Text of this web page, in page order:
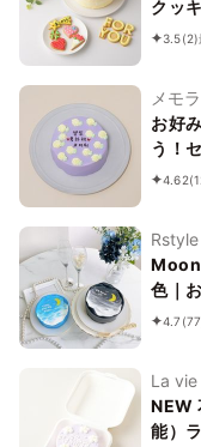
クッ
ケー
3.5(2)
メモ
お好
う！
4.62
Rstyle
Moon
色｜
好き
4.7
La
NEW
能）